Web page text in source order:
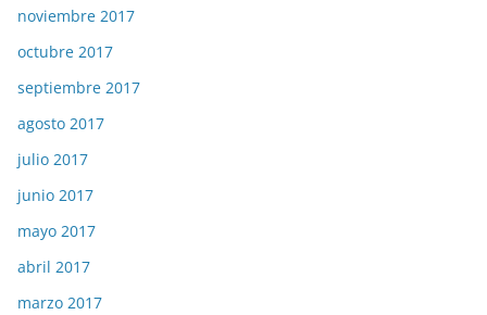
noviembre 2017
octubre 2017
septiembre 2017
agosto 2017
julio 2017
junio 2017
mayo 2017
abril 2017
marzo 2017